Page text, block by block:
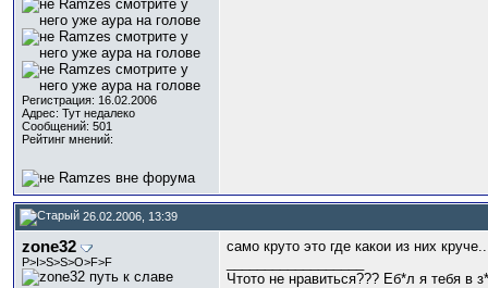
Регистрация: 16.02.2006
Адрес: Тут недалеко
Сообщений: 501
Рейтинг мнений:
26.02.2006, 13:39
zone32
P>I>S>S>O>F>F
само круто это где какои из них
Чтото не нравиться??? Еб*л я тебя в